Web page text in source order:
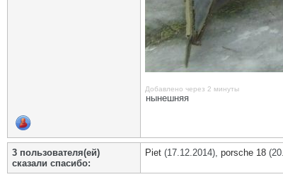
Добавлено через 2 минуты
нынешняя
3 пользователя(ей)
сказали cпасибо:
Piet (17.12.2014), porsche 18